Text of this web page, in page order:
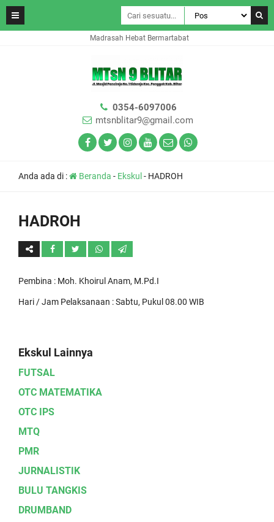
Madrasah Hebat Bermartabat
0354-6097006
mtsnblitar9@gmail.com
Anda ada di : Beranda - Ekskul - HADROH
HADROH
Pembina : Moh. Khoirul Anam, M.Pd.I
Hari / Jam Pelaksanaan : Sabtu, Pukul 08.00 WIB
Ekskul Lainnya
FUTSAL
OTC MATEMATIKA
OTC IPS
MTQ
PMR
JURNALISTIK
BULU TANGKIS
DRUMBAND